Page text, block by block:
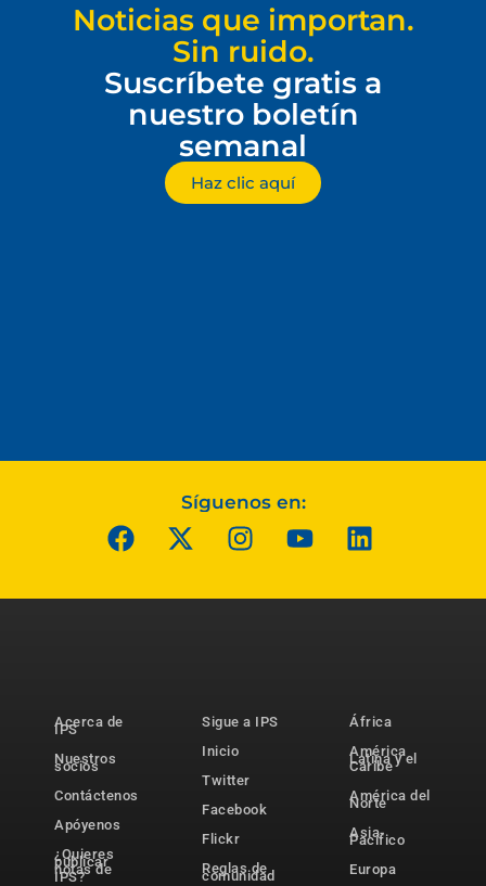
Noticias que importan.
Sin ruido.
Suscríbete gratis a
nuestro boletín
semanal
Haz clic aquí
Síguenos en:
Acerca de
IPS
Nuestros
socios
Contáctenos
Apóyenos
¿Quieres
publicar
notas de
IPS?
Sigue a IPS
Inicio
Twitter
Facebook
Flickr
Reglas de
comunidad
África
América
Latina y el
Caribe
América del
Norte
Asia-
Pacífico
Europa